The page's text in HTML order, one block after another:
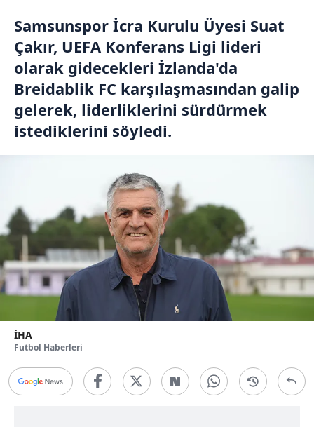
Samsunspor İcra Kurulu Üyesi Suat
Çakır, UEFA Konferans Ligi lideri
olarak gidecekleri İzlanda'da
Breidablik FC karşılaşmasından galip
gelerek, liderliklerini sürdürmek
istediklerini söyledi.
İHA
Futbol Haberleri